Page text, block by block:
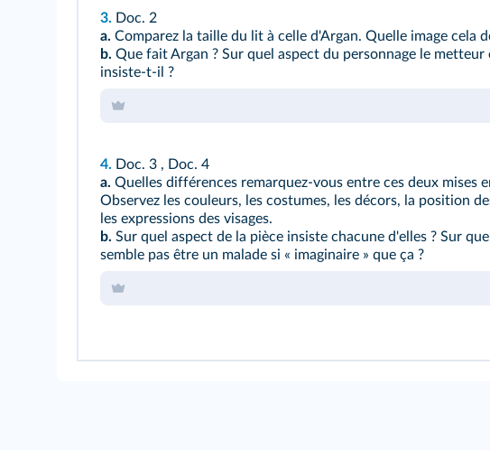
3. Doc. 2
a. Comparez la taille du lit à celle d'Argan. Quelle image cela
b. Que fait Argan ? Sur quel aspect du personnage le metteur
insiste‑t‑il ?
4. Doc. 3 , Doc. 4
a. Quelles différences remarquez-vous entre ces deux mises
Observez les couleurs, les costumes, les décors, la position
les expressions des visages.
b. Sur quel aspect de la pièce insiste chacune d'elles ? Sur
semble pas être un malade si « imaginaire » que ça ?